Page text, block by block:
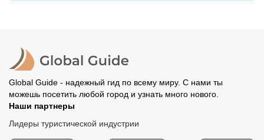
Global Guide - надежный гид по всему миру. С нами ты
можешь посетить любой город и узнать много нового.
Наши партнеры
Лидеры туристической индустрии